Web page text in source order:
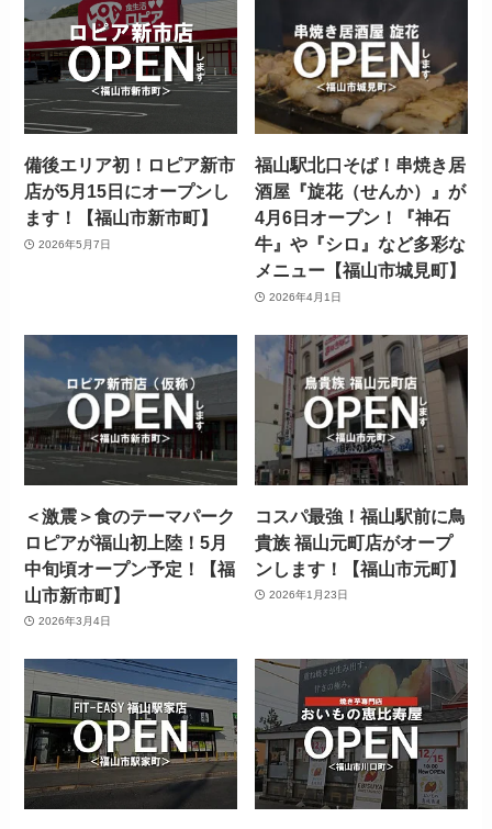
備後エリア初！ロピア新市
店が5月15日にオープンし
ます！【福山市新市町】
2026年5月7日
福山駅北口そば！串焼き居
酒屋『旋花（せんか）』が
4月6日オープン！『神石
牛』や『シロ』など多彩な
メニュー【福山市城見町】
2026年4月1日
＜激震＞食のテーマパーク
ロピアが福山初上陸！5月
中旬頃オープン予定！【福
山市新市町】
2026年3月4日
コスパ最強！福山駅前に鳥
貴族 福山元町店がオープ
ンします！【福山市元町】
2026年1月23日